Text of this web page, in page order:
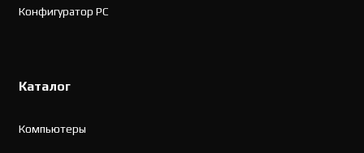
Конфигуратор PC
Каталог
Компьютеры